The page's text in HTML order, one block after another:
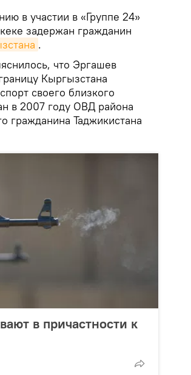
в участии в «Группе 24»
задержан гражданин
.
что Эргашев
Кыргызстана
своего близкого
в 2007 году ОВД района
гражданина Таджикистана
в причастности к